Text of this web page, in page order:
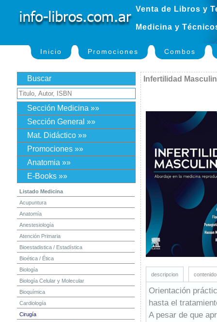
Venta de Libros y
Medicina y
Inicio Promociones Combos
Buscar
Sección Medicina »»
Sección General »»
Mat. Didáctico »»
Promociones »»
Anatomia »»
E-Books »»
Listado Medicina
Acupuntura
Anatomía
Anestesiología
Atención Primaria
Bioestadistica / Estadística
Bioética / Ética
Biología
Biología Celular y Molecular
Bioquímica
Cardiología
Cirugía
Infertilidad
descripcion
Orientación
hasta el
A pesar de que